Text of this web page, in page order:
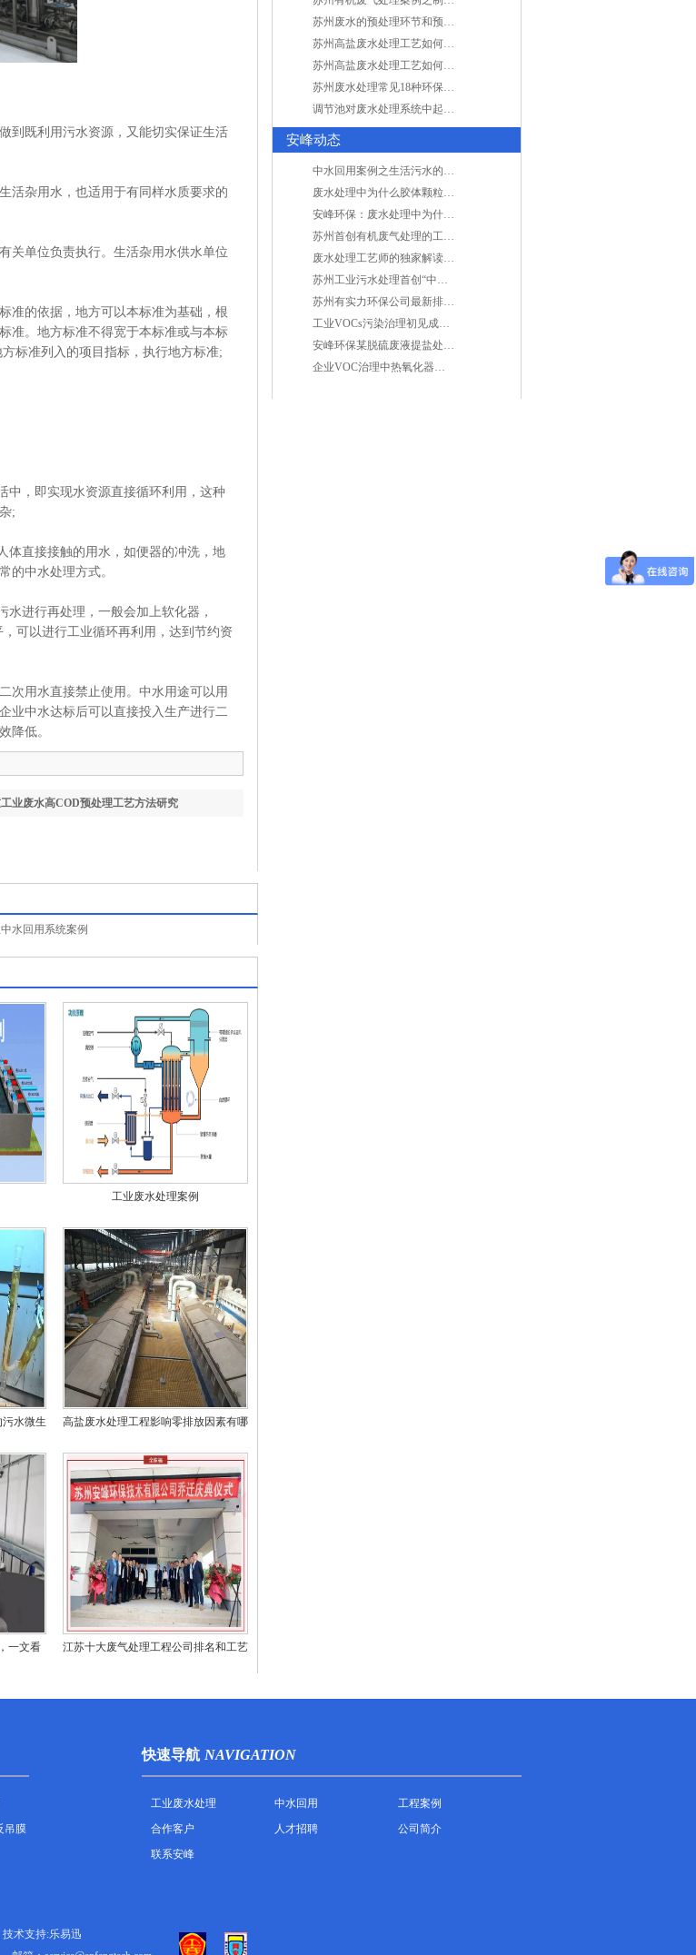
既利用污水资源，又能切实保证生活
杂用水，也适用于有同样水质要求的
单位负责执行。生活杂用水供水单位
的依据，地方可以本标准为基础，根
准。地方标准不得宽于本标准或与本标
标准列入的项目指标，执行地方标准;
，即实现水资源直接循环利用，这种
;
直接接触的用水，如便器的冲洗，地
的中水处理方式。
进行再处理，一般会加上软化器，
可以进行工业循环再利用，达到节约资
用水直接禁止使用。中水用途可以用
业中水达标后可以直接投入生产进行二
降低。
业废水高COD预处理工艺方法研究
水回用系统案例
工业废水处理案例
水微生
高盐废水处理工程影响零排放因素有哪
一文看
江苏十大废气处理工程公司排名和工艺
苏州废水的预处理环节和预计达到目的
苏州高盐废水处理工艺如何实现行业升级
苏州高盐废水处理工艺如何实现行业升级
苏州废水处理常见18种环保术语，秒懂！
调节池对废水处理系统中起到怎样的作用？
安峰动态
中水回用案例之生活污水的二次处理利用
废水处理中为什么胶体颗粒不易自然沉降?
安峰环保：废水处理中为什么胶体颗粒不易自然沉降?
苏州首创有机废气处理的工艺测试
废水处理工艺师的独家解读废水处理知识
苏州工业污水处理首创“中水”回用经济
苏州有实力环保公司最新排名/知名环保公司有哪些?
工业VOCs污染治理初见成效：地球比20年前更绿
安峰环保某脱硫废液提盐处理项目验收成功
企业VOC治理中热氧化器如何安全运行？
吊膜
快速导航 NAVIGATION
工业废水处理 中水回用
工程案例
合作客户
人才招聘
公司简介
联系安峰
技术支持:乐易迅